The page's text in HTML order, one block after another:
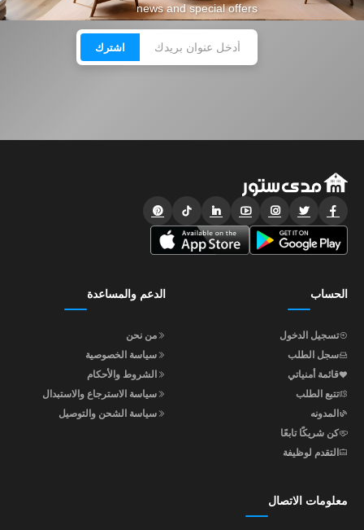
news and special offers
اشترك
الحساب
تسجيل الدخول
سجل الطلب
قائمة أمنياتي
تتبع الطلب
المدونه
كن شريكًا تابعًا
التقدم لوظيفة
الدعم والمساعدة
من نحن
سياسة الخصوصية
الشروط والأحكام
سياسة الاسترجاع والاستبدال
سياسة الشحن والتوصيل
معلومات الاتصال